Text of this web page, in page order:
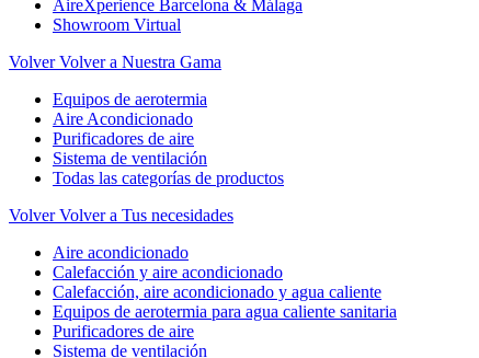
AireXperience Barcelona & Málaga
Showroom Virtual
Volver Volver a Nuestra Gama
Equipos de aerotermia
Aire Acondicionado
Purificadores de aire
Sistema de ventilación
Todas las categorías de productos
Volver Volver a Tus necesidades
Aire acondicionado
Calefacción y aire acondicionado
Calefacción, aire acondicionado y agua caliente
Equipos de aerotermia para agua caliente sanitaria
Purificadores de aire
Sistema de ventilación